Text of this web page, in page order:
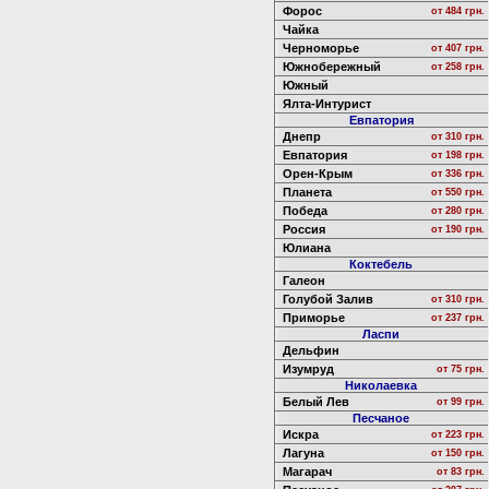
Форос
от 484 грн.
Чайка
Черноморье
от 407 грн.
Южнобережный от 258 грн.
Южный
Ялта-Интурист
Евпатория
Днепр
от 310 грн.
Евпатория от 198 грн.
Орен-Крым от 336 грн.
Планета от 550 грн.
Победа от 280 грн.
Россия от 190 грн.
Юлиана
Коктебель
Галеон
Голубой Залив
от 310 грн.
Приморье от 237 грн.
Ласпи
Дельфин
Изумруд
от 75 грн.
Николаевка
Белый Лев
от 99 грн.
Песчаное
Искра
от 223 грн.
Лагуна от 150 грн.
Магарач от 83 грн.